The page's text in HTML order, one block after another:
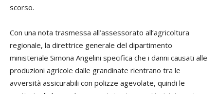
scorso.
Con una nota trasmessa all’assessorato all’agricoltura
regionale, la direttrice generale del dipartimento
ministeriale Simona Angelini specifica che i danni causati alle
produzioni agricole dalle grandinate rientrano tra le
avversità assicurabili con polizze agevolate, quindi le